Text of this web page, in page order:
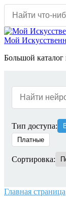
Перейти
содержанию
Мой
Большой
Тип доступа:
Платные
Сортировка:
Главная страница